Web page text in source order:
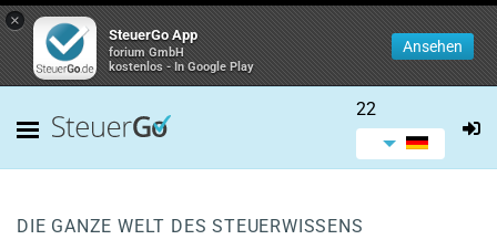
×
SteuerGo App
forium GmbH
kostenlos - In Google Play
Ansehen
22
DIE GANZE WELT DES STEUERWISSENS